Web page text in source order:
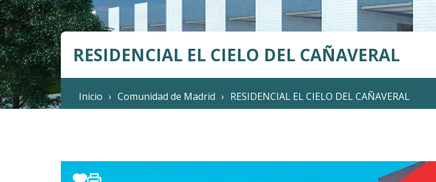
RESIDENCIAL EL CIELO DEL CAÑAVERAL
Inicio Comunidad de Madrid RESIDENCIAL EL CIELO DEL CAÑAVERAL